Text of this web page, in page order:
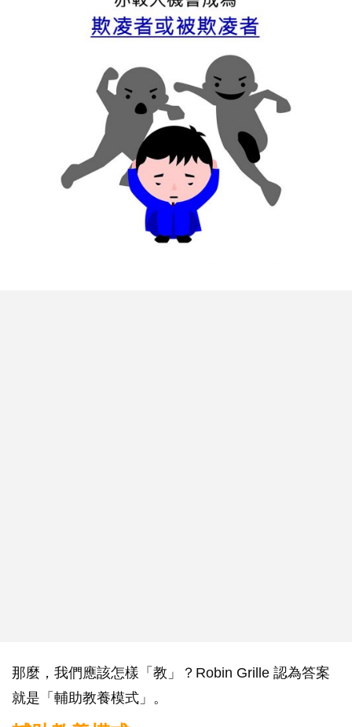
那麼，我們應該怎樣「教」？Robin Grille 認為答案
就是「輔助教養模式」。